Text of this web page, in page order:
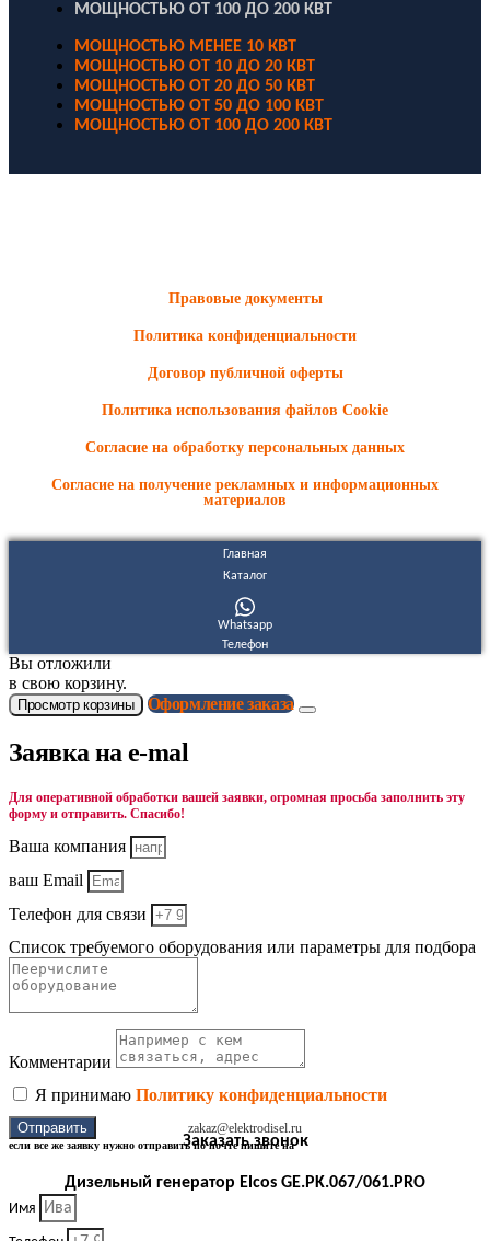
МОЩНОСТЬЮ ОТ 100 ДО 200 КВТ
МОЩНОСТЬЮ МЕНЕЕ 10 КВТ
МОЩНОСТЬЮ ОТ 10 ДО 20 КВТ
МОЩНОСТЬЮ ОТ 20 ДО 50 КВТ
МОЩНОСТЬЮ ОТ 50 ДО 100 КВТ
МОЩНОСТЬЮ ОТ 100 ДО 200 КВТ
Правовые документы
Политика конфиденциальности
Договор публичной оферты
Политика использования файлов Cookie
Согласие на обработку персональных данных
Согласие на получение рекламных и информационных
материалов
Главная
Каталог
Whatsapp
Телефон
Вы отложили
в свою корзину.
Просмотр корзины Оформление заказа
Заявка на e-mal
Для оперативной обработки вашей заявки, огромная просьба заполнить эту
форму и отправить. Спасибо!
Ваша компания
ваш Email
Телефон для связи
Список требуемого оборудования или параметры для подбора
Комментарии
Я принимаю Политику конфиденциальности
Отправить
если все же заявку нужно отправить по почте пишите на
zakaz@elektrodisel.ru
Заказать звонок
Дизельный генератор Elcos GE.PK.067/061.PRO
Имя